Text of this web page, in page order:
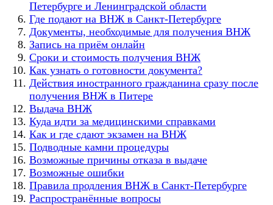
Петербурге и Ленинградской области
Где подают на ВНЖ в Санкт-Петербурге
Документы, необходимые для получения ВНЖ
Запись на приём онлайн
Сроки и стоимость получения ВНЖ
Как узнать о готовности документа?
Действия иностранного гражданина сразу после
получения ВНЖ в Питере
Выдача ВНЖ
Куда идти за медицинскими справками
Как и где сдают экзамен на ВНЖ
Подводные камни процедуры
Возможные причины отказа в выдаче
Возможные ошибки
Правила продления ВНЖ в Санкт-Петербурге
Распространённые вопросы